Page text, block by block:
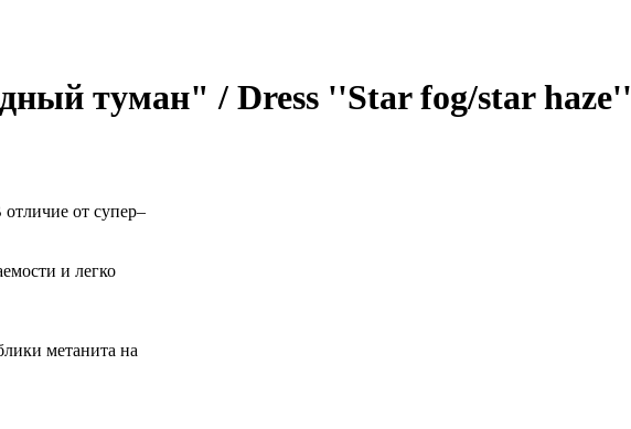
туман" / Dress ''Star fog/star haze''
от супер–
и легко
метанита на